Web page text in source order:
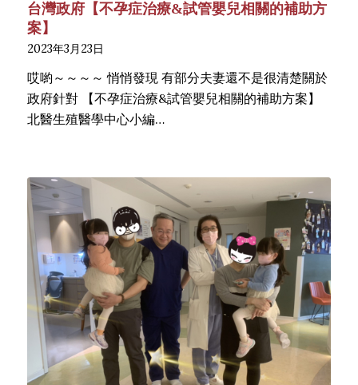
台灣政府【不孕症治療&試管嬰兒相關的補助方
案】
2023年3月23日
哎喲～～～～ 悄悄發現 有部分夫妻還不是很清楚關於
政府針對 【不孕症治療&試管嬰兒相關的補助方案】
北醫生殖醫學中心小編…